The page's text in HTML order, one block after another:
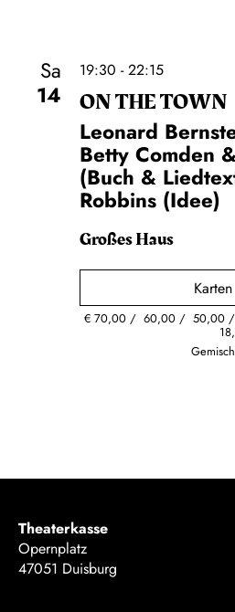
Sa
14
19:30 - 22:15
ON THE TOWN
Leonard
Betty Comden
(Buch &
Robbins (Idee)
Großes Haus
Karten
€ 70,00 60,00 50,00
Theaterkasse
Opernplatz
47051 Duisburg